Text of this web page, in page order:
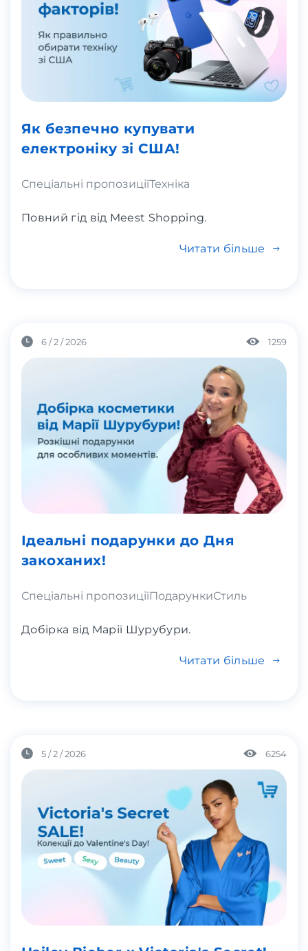
Як безпечно купувати
електроніку зі США!
Спеціальні пропозиціїТехніка
Повний гід від Meest Shopping.
Читати більше
6 / 2 / 2026 1259
Ідеальні подарунки до Дня
закоханих!
Спеціальні пропозиціїПодарункиСтиль
Добірка від Марії Шурубури.
Читати більше
5 / 2 / 2026 6254